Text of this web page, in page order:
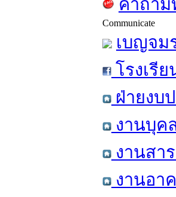
คำถา
Communicate
เบญจม
โรงเรี
ฝ่ายงบ
งานบุค
งานสา
งานอา